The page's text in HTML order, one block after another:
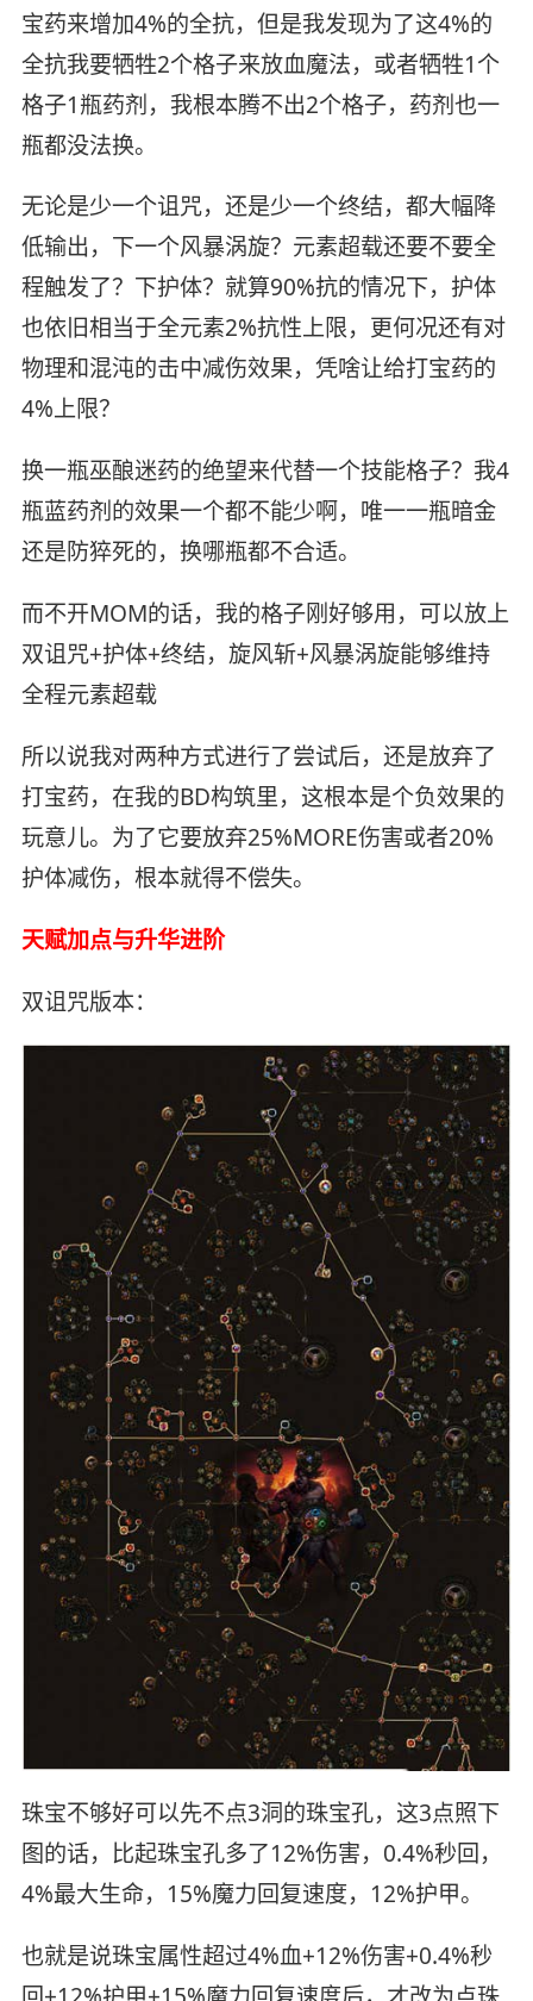
宝药来增加4%的全抗，但是我发现为了这4%的
全抗我要牺牲2个格子来放血魔法，或者牺牲1个
格子1瓶药剂，我根本腾不出2个格子，药剂也一
瓶都没法换。
无论是少一个诅咒，还是少一个终结，都大幅降
低输出，下一个风暴涡旋？元素超载还要不要全
程触发了？下护体？就算90%抗的情况下，护体
也依旧相当于全元素2%抗性上限，更何况还有对
物理和混沌的击中减伤效果，凭啥让给打宝药的
4%上限？
换一瓶巫酿迷药的绝望来代替一个技能格子？我4
瓶蓝药剂的效果一个都不能少啊，唯一一瓶暗金
还是防猝死的，换哪瓶都不合适。
而不开MOM的话，我的格子刚好够用，可以放上
双诅咒+护体+终结，旋风斩+风暴涡旋能够维持
全程元素超载
所以说我对两种方式进行了尝试后，还是放弃了
打宝药，在我的BD构筑里，这根本是个负效果的
玩意儿。为了它要放弃25%MORE伤害或者20%
护体减伤，根本就得不偿失。
天赋加点与升华进阶
双诅咒版本：
珠宝不够好可以先不点3洞的珠宝孔，这3点照下
图的话，比起珠宝孔多了12%伤害，0.4%秒回，
4%最大生命，15%魔力回复速度，12%护甲。
也就是说珠宝属性超过4%血+12%伤害+0.4%秒